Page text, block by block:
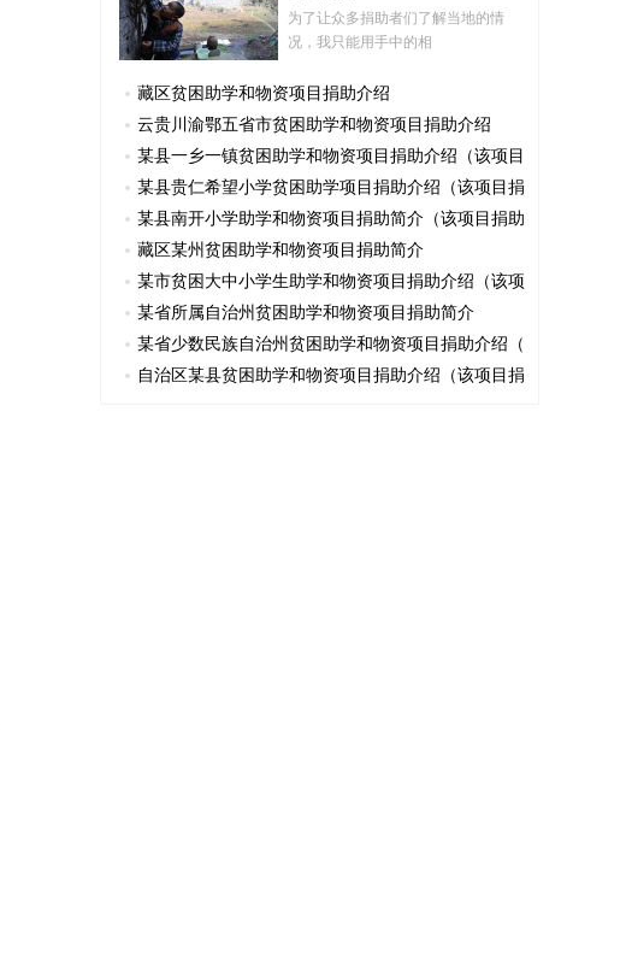
为了让众多捐助者们了解当地的情
况，我只能用手中的相
藏区贫困助学和物资项目捐助介绍
云贵川渝鄂五省市贫困助学和物资项目捐助介绍
某县一乡一镇贫困助学和物资项目捐助介绍（该项目
某县贵仁希望小学贫困助学项目捐助介绍（该项目捐
某县南开小学助学和物资项目捐助简介（该项目捐助
藏区某州贫困助学和物资项目捐助简介
某市贫困大中小学生助学和物资项目捐助介绍（该项
某省所属自治州贫困助学和物资项目捐助简介
某省少数民族自治州贫困助学和物资项目捐助介绍（
自治区某县贫困助学和物资项目捐助介绍（该项目捐